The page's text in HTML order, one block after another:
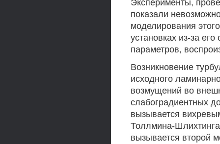
Эксперименты,
показали
моделирования
установках из-за
параметров,
Возникновение
исходного
возмущений во
слабоградиентных
вызывается
Толлмина-
вызывается второй